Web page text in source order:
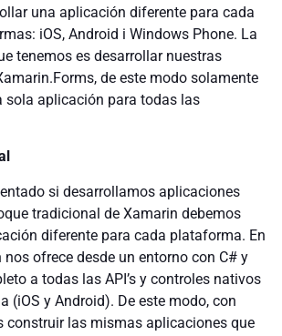
una aplicación diferente para cada
iOS, Android i Windows Phone. La
tenemos es desarrollar nuestras
de este modo solamente
sola aplicación para todas las
si desarrollamos aplicaciones
tradicional de Xamarin debemos
diferente para cada plataforma. En
ofrece desde un entorno con C# y
a todas las API’s y controles nativos
(iOS y Android). De este modo, con
construir las mismas aplicaciones que